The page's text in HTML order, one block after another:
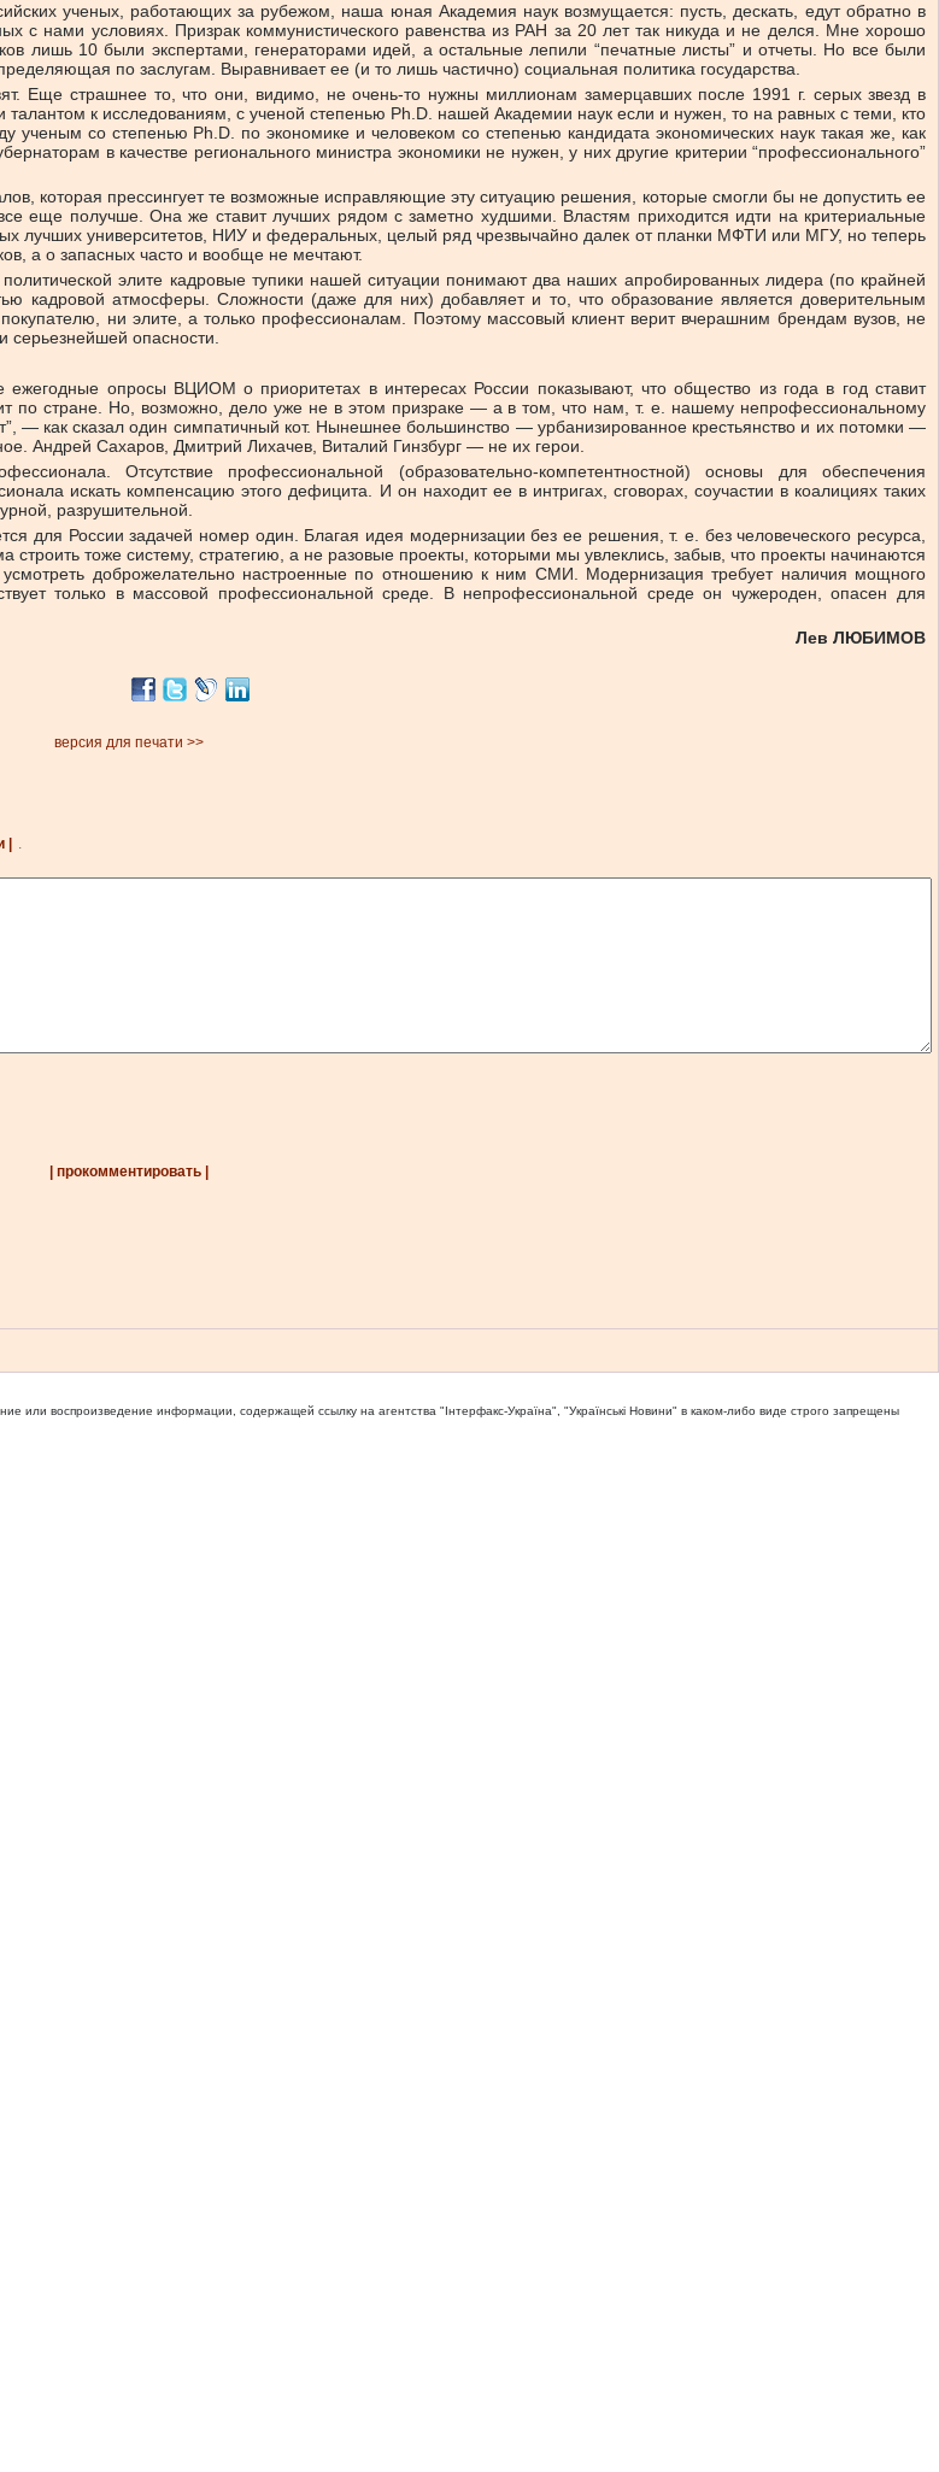
ученых, работающих за рубежом, наша юная Академия наук возмущается: пусть, дескать, едут обратно в
с нами условиях. Призрак коммунистического равенства из РАН за 20 лет так никуда и не делся. Мне хорошо
лишь 10 были экспертами, генераторами идей, а остальные лепили “печатные листы” и отчеты. Но все были
по заслугам. Выравнивает ее (и то лишь частично) социальная политика государства.
Еще страшнее то, что они, видимо, не очень-то нужны миллионам замерцавших после 1991 г. серых звезд в
к исследованиям, с ученой степенью Ph.D. нашей Академии наук если и нужен, то на равных с теми, кто
со степенью Ph.D. по экономике и человеком со степенью кандидата экономических наук такая же, как
в качестве регионального министра экономики не нужен, у них другие критерии “профессионального”
которая прессингует те возможные исправляющие эту ситуацию решения, которые смогли бы не допустить ее
еще получше. Она же ставит лучших рядом с заметно худшими. Властям приходится идти на критериальные
лучших университетов, НИУ и федеральных, целый ряд чрезвычайно далек от планки МФТИ или МГУ, но теперь
а о запасных часто и вообще не мечтают.
элите кадровые тупики нашей ситуации понимают два наших апробированных лидера (по крайней
кадровой атмосферы. Сложности (даже для них) добавляет и то, что образование является доверительным
ни элите, а только профессионалам. Поэтому массовый клиент верит вчерашним брендам вузов, не
серьезнейшей опасности.
опросы ВЦИОМ о приоритетах в интересах России показывают, что общество из года в год ставит
по стране. Но, возможно, дело уже не в этом призраке — а в том, что нам, т. е. нашему непрофессиональному
— как сказал один симпатичный кот. Нынешнее большинство — урбанизированное крестьянство и их потомки —
Андрей Сахаров, Дмитрий Лихачев, Виталий Гинзбург — не их герои.
Отсутствие профессиональной (образовательно-компетентностной) основы для обеспечения
искать компенсацию этого дефицита. И он находит ее в интригах, сговорах, соучастии в коалициях таких
разрушительной.
для России задачей номер один. Благая идея модернизации без ее решения, т. е. без человеческого ресурса,
тоже систему, стратегию, а не разовые проекты, которыми мы увлеклись, забыв, что проекты начинаются
доброжелательно настроенные по отношению к ним СМИ. Модернизация требует наличия мощного
только в массовой профессиональной среде. В непрофессиональной среде он чужероден, опасен для
Лев ЛЮБИМОВ
версия для печати >>
|
.
| прокомментировать |
или воспроизведение информации, содержащей ссылку на агентства "Iнтерфакс-Україна", "Українськi Новини" в каком-либо виде строго запрещены